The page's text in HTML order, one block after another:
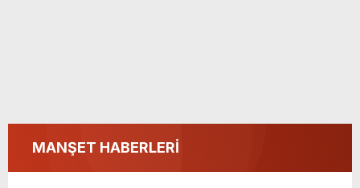
MANŞET HABERLERİ